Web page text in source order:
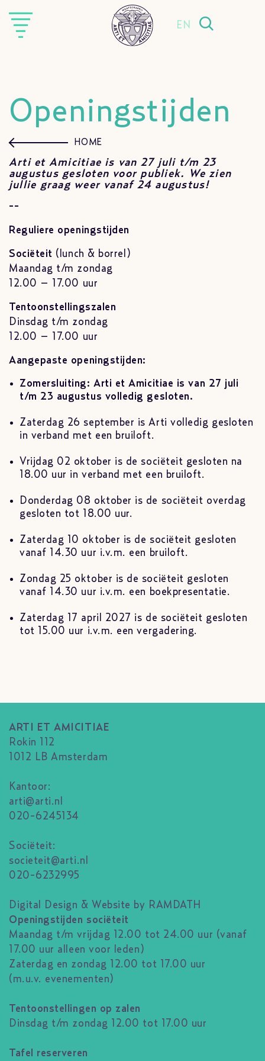
EN
Openingstijden
HOME
Arti et Amicitiae is van 27 juli t/m 23
augustus gesloten voor publiek.
We zien
jullie graag weer vanaf 24 augustus!
--
Reguliere openingstijden
Sociëteit (lunch & borrel)
Maandag t/m zondag
12.00 – 17.00 uur
Tentoonstellingszalen
Dinsdag t/m zondag
12.00 – 17.00 uur
Aangepaste openingstijden:
Zomersluiting: Arti et Amicitiae is van 27 juli
t/m 23 augustus volledig gesloten.
Zaterdag 26 september is Arti volledig gesloten
in verband met een bruiloft.
Vrijdag 02 oktober is de sociëteit gesloten na
18.00 uur in verband met een bruiloft.
Donderdag 08 oktober is de sociëteit overdag
gesloten tot 18.00 uur.
Zaterdag 10 oktober is de sociëteit gesloten
vanaf 14.30 uur i.v.m. een bruiloft.
Zondag 25 oktober is de sociëteit gesloten
vanaf 14.30 uur i.v.m. een boekpresentatie.
Zaterdag 17 april 2027 is de sociëteit gesloten
tot 15.00 uur i.v.m. een vergadering.
ARTI ET AMICITIAE
Rokin 112
1012 LB Amsterdam
Kantoor:
arti@arti.nl
020-6245134
Sociëteit:
societeit@arti.nl
020-6232995
Digital Design & Website by RAMDATH
Openingstijden sociëteit
Maandag t/m vrijdag 12.00 tot 24.00 uur (vanaf
17.00 uur alleen voor leden)
Zaterdag en zondag 12.00 tot 17.00 uur
(m.u.v. evenementen)
Tentoonstellingen op zalen
Dinsdag t/m zondag 12.00 tot 17.00 uur
Tafel reserveren